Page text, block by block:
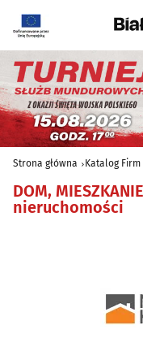
Strona główna Katalog
DOM,
nieruchomości